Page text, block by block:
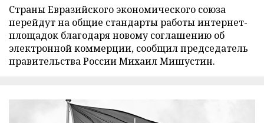
Страны Евразийского экономического союза
перейдут на общие стандарты работы интернет-
площадок благодаря новому соглашению об
электронной коммерции, сообщил председатель
правительства России Михаил Мишустин.